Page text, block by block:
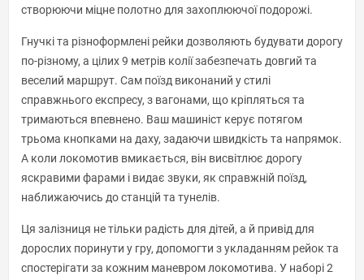
створюючи міцне полотно для захоплюючої подорожі.
Гнучкі та різноформлені рейки дозволяють будувати дорогу
по-різному, а цілих 9 метрів колії забезпечать довгий та
веселий маршрут. Сам поїзд виконаний у стилі
справжнього експресу, з вагонами, що кріпляться та
тримаються впевнено. Ваш машиніст керує потягом
трьома кнопками на даху, задаючи швидкість та напрямок.
А коли локомотив вмикається, він висвітлює дорогу
яскравими фарами і видає звуки, як справжній поїзд,
наближаючись до станцій та тунелів.
Ця залізниця не тільки радість для дітей, а й привід для
дорослих поринути у гру, допомогти з укладанням рейок та
спостерігати за кожним маневром локомотива. У наборі 2